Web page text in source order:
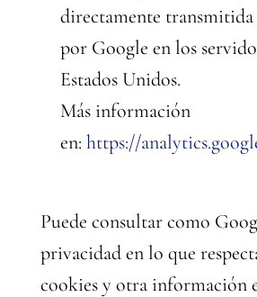
directamente
por Google en los
Estados Unidos.
Más información
en: https://
Puede consultar como
privacidad en lo que
cookies y otra información